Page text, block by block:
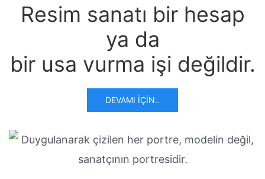
Resim sanatı bir hesap
ya da
bir usa vurma işi değildir.
DEVAMI İÇIN..